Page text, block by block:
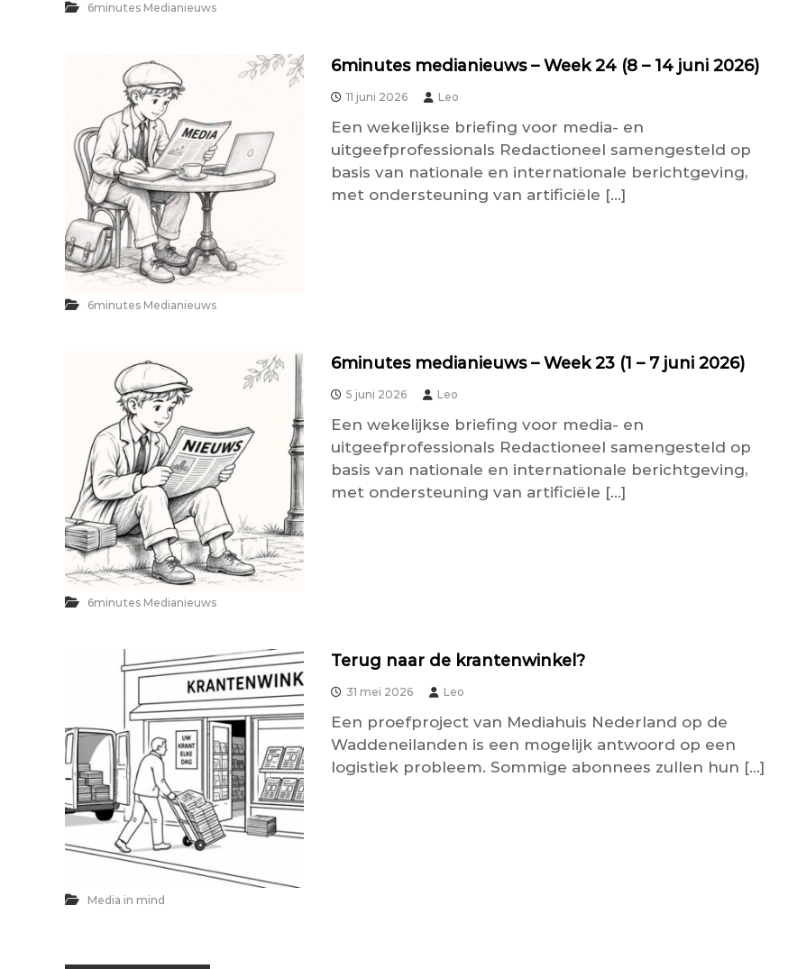
6minutes Medianieuws
6minutes medianieuws – Week 24 (8 – 14 juni 2026)
11 juni 2026 Leo
Een wekelijkse briefing voor media- en
uitgeefprofessionals Redactioneel samengesteld op
basis van nationale en internationale berichtgeving,
met ondersteuning van artificiële […]
6minutes Medianieuws
6minutes medianieuws – Week 23 (1 – 7 juni 2026)
5 juni 2026 Leo
Een wekelijkse briefing voor media- en
uitgeefprofessionals Redactioneel samengesteld op
basis van nationale en internationale berichtgeving,
met ondersteuning van artificiële […]
6minutes Medianieuws
Terug naar de krantenwinkel?
31 mei 2026 Leo
Een proefproject van Mediahuis Nederland op de
Waddeneilanden is een mogelijk antwoord op een
logistiek probleem. Sommige abonnees zullen hun […]
Media in mind